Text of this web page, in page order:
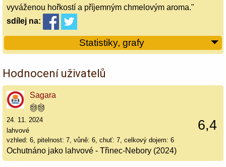
vyváženou hořkostí a příjemným chmelovým aroma."
sdílej na:
Statistiky, grafy
Hodnocení uživatelů
Sagara
6,4
24. 11. 2024
lahvové
vzhled: 6, pitelnost: 7, vůně: 6, chuť: 7, celkový dojem: 6
Ochutnáno jako lahvové - Třinec-Nebory (2024)